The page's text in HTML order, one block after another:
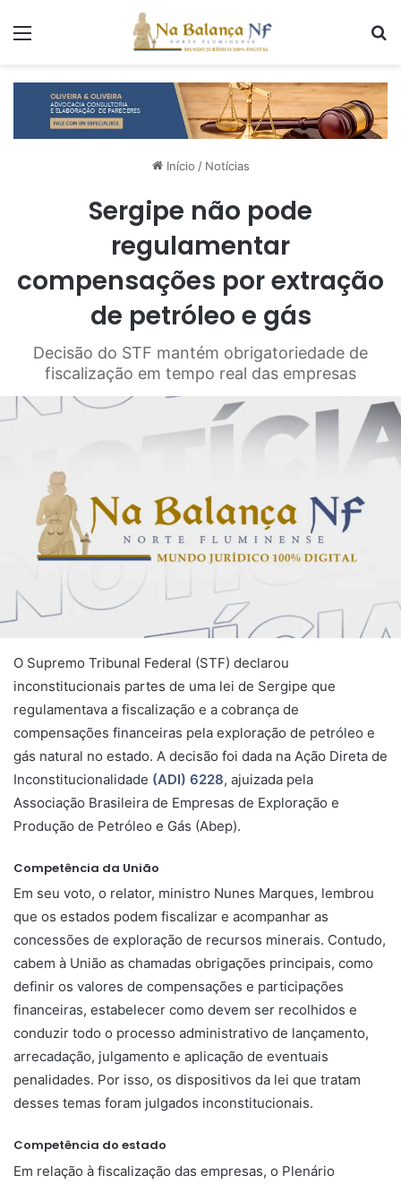
Início / Notícias
Sergipe não pode
regulamentar
compensações por extração
de petróleo e gás
Decisão do STF mantém obrigatoriedade de
fiscalização em tempo real das empresas
O Supremo Tribunal Federal (STF) declarou
inconstitucionais partes de uma lei de Sergipe que
regulamentava a fiscalização e a cobrança de
compensações financeiras pela exploração de petróleo e
gás natural no estado. A decisão foi dada na Ação Direta de
Inconstitucionalidade (ADI) 6228, ajuizada pela
Associação Brasileira de Empresas de Exploração e
Produção de Petróleo e Gás (Abep).
Competência da União
Em seu voto, o relator, ministro Nunes Marques, lembrou
que os estados podem fiscalizar e acompanhar as
concessões de exploração de recursos minerais. Contudo,
cabem à União as chamadas obrigações principais, como
definir os valores de compensações e participações
financeiras, estabelecer como devem ser recolhidos e
conduzir todo o processo administrativo de lançamento,
arrecadação, julgamento e aplicação de eventuais
penalidades. Por isso, os dispositivos da lei que tratam
desses temas foram julgados inconstitucionais.
Competência do estado
Em relação à fiscalização das empresas, o Plenário